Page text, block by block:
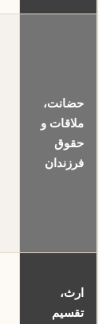
حضانت،
ملاقات و
حقوق
فرزندان
ارث،
تقسیم